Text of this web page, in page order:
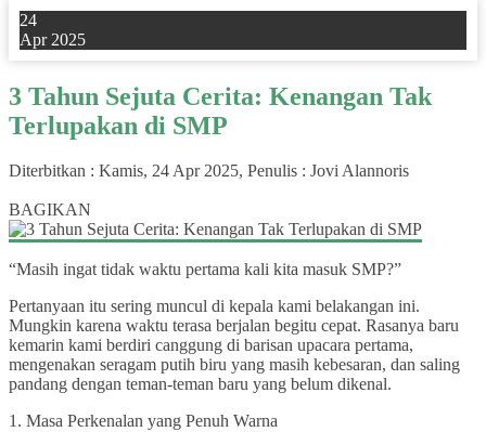
24
Apr 2025
3 Tahun Sejuta Cerita: Kenangan Tak
Terlupakan di SMP
Diterbitkan : Kamis, 24 Apr 2025, Penulis : Jovi Alannoris
BAGIKAN
“Masih ingat tidak waktu pertama kali kita masuk SMP?”
Pertanyaan itu sering muncul di kepala kami belakangan ini.
Mungkin karena waktu terasa berjalan begitu cepat. Rasanya baru
kemarin kami berdiri canggung di barisan upacara pertama,
mengenakan seragam putih biru yang masih kebesaran, dan saling
pandang dengan teman-teman baru yang belum dikenal.
1. Masa Perkenalan yang Penuh Warna